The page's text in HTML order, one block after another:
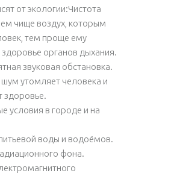
от экологии:Чистота
чище воздух, которым
тем проще ему
здоровье органов дыхания.
звуковая обстановка.
утомляет человека и
здоровье.
условия в городе и на
воды и водоёмов.
фона.